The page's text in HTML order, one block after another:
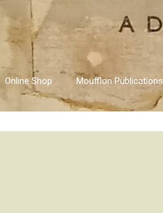
Online Shop Moufflon Publications